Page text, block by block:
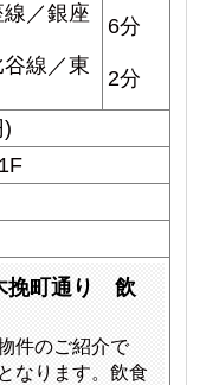
／銀座
線／東
6分
2分
)
町通り 飲
件のご紹介で
なります。飲食